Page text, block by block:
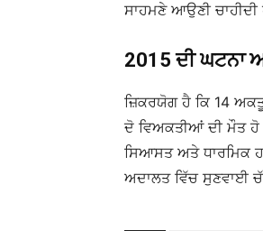
ਸਾਹਮਣੇ ਆਉਣੀ ਚਾਹੀਦੀ
2015 ਦੀ ਘਟਨਾ
ਜ਼ਿਕਰਯੋਗ ਹੈ ਕਿ 14
ਦੋ ਵਿਅਕਤੀਆਂ ਦੀ ਮੌਤ ਹੋ
ਸਿਆਸਤ ਅਤੇ ਧਾਰਮਿਕ
ਅਦਾਲਤ ਵਿੱਚ ਸੁਣਵਾਈ